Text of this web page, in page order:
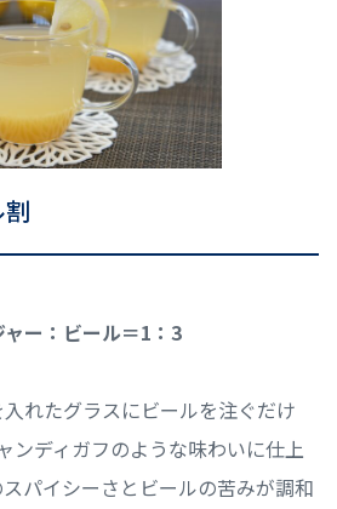
ー：ビール＝1：3
れたグラスにビールを注ぐだけ
ンディガフのような味わいに仕上
パイシーさとビールの苦みが調和